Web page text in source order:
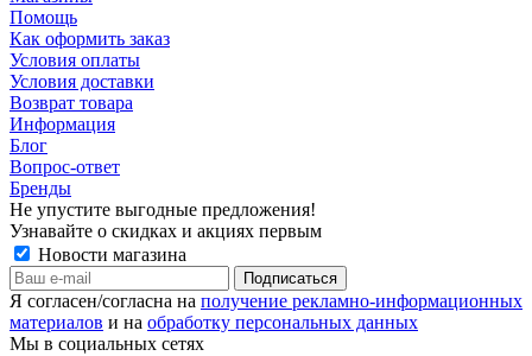
Помощь
Как оформить заказ
Условия оплаты
Условия доставки
Возврат товара
Информация
Блог
Вопрос-ответ
Бренды
Не упустите выгодные предложения!
Узнавайте о скидках и акциях первым
Новости магазина
Я согласен/согласна на получение рекламно-информационных
материалов и на обработку персональных данных
Мы в социальных сетях